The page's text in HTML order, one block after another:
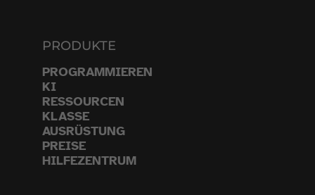
PRODUKTE
PROGRAMMIEREN
KI
RESSOURCEN
KLASSE
AUSRÜSTUNG
PREISE
HILFEZENTRUM